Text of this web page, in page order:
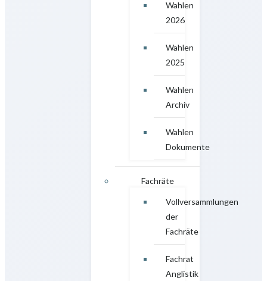
Wahlen
2026
Wahlen
2025
Wahlen
Archiv
Wahlen
Dokumente
Fachräte
Vollversammlungen
der
Fachräte
Fachrat
Anglistik